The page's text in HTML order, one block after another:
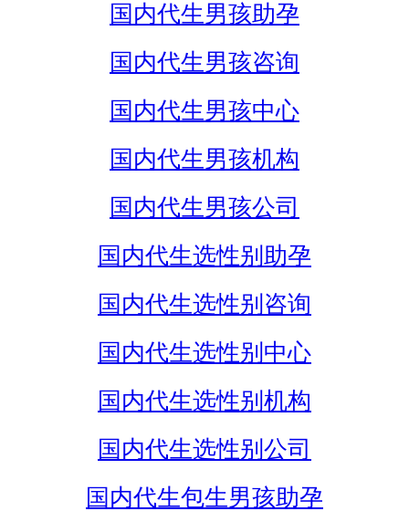
国内代生男孩助孕
国内代生男孩咨询
国内代生男孩中心
国内代生男孩机构
国内代生男孩公司
国内代生选性别助孕
国内代生选性别咨询
国内代生选性别中心
国内代生选性别机构
国内代生选性别公司
国内代生包生男孩助孕